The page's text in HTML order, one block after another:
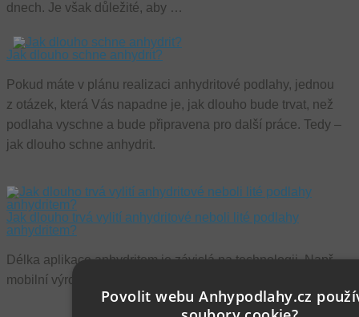
dnech. Je však důležité, aby …
Jak dlouho schne anhydrit?
Pokud máte v plánu realizaci anhydritové podlahy, jednou
z otázek, která Vás napadne je, jak dlouho bude trvat, než
podlaha vyschne a bude připravena pro další práce. Tedy –
jak dlouho schne anhydrit.
Jak dlouho trvá vylití anhydritové neboli lité podlahy
anhydritem?
Délka aplikace anhydritem je závislá na technologii. Např.
mobilní výrobní…
Povolit webu Anhypodlahy.cz